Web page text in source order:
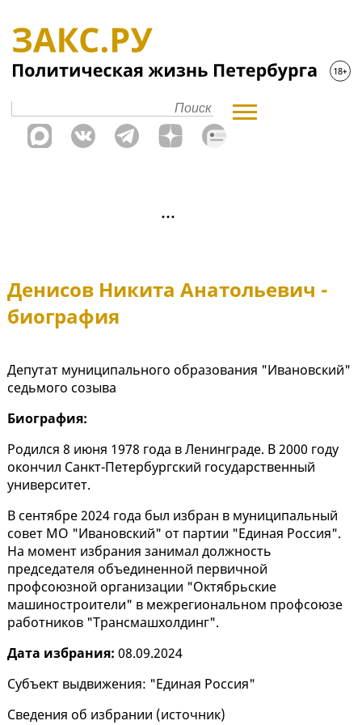
Денисов Никита Анатольевич -
биография
Депутат муниципального образования "Ивановский"
седьмого созыва
Биография:
Родился 8 июня 1978 года в Ленинграде. В 2000 году
окончил Санкт-Петербургский государственный
университет.
В сентябре 2024 года был избран в муниципальный
совет МО "Ивановский" от партии "Единая Россия".
На момент избрания занимал должность
председателя объединенной первичной
профсоюзной организации "Октябрьские
машиностроители" в межрегиональном профсоюзе
работников "Трансмашхолдинг".
Дата избрания: 08.09.2024
Субъект выдвижения: "Единая Россия"
Сведения об избрании (источник)